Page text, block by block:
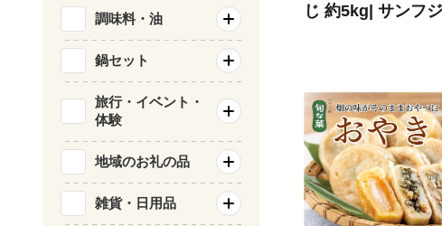
じ 約5kg| サンフジ さんふじ 長野県
産 リンゴ 林檎 ア
5kg 果物 くだも
長野 千曲市
調味料・油
鍋セット
旅行・イベント・
体験
地域のお礼の品
雑貨・日用品